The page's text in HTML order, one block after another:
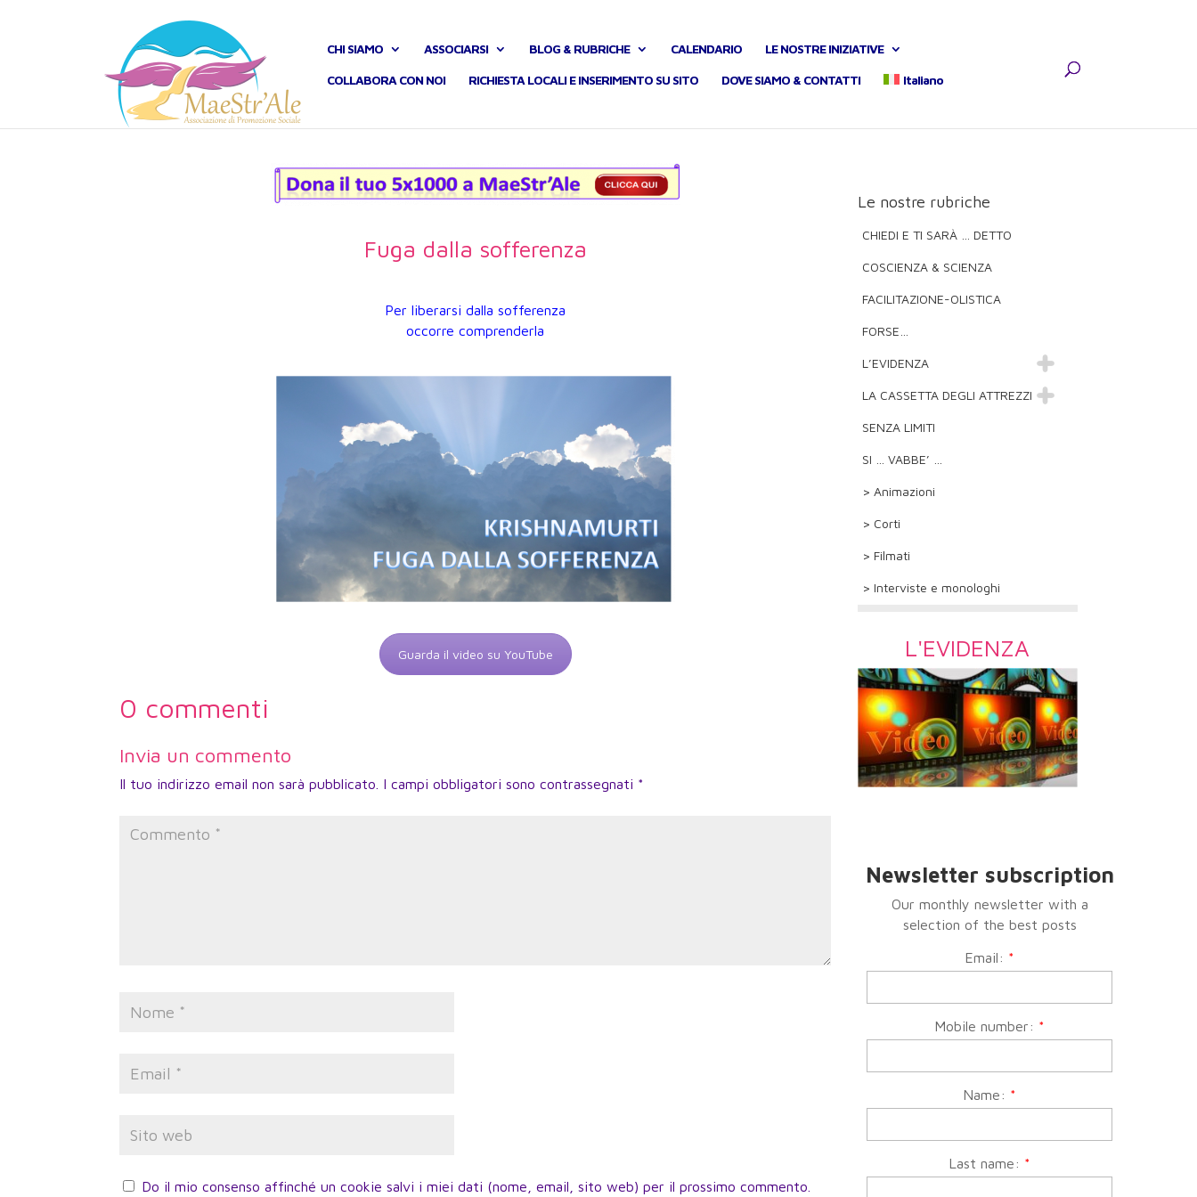
CHI SIAMO ASSOCIARSI BLOG & RUBRICHE CALENDARIO LE NOSTRE INIZIATIVE
COLLABORA CON NOI RICHIESTA LOCALI E INSERIMENTO SU SITO DOVE SIAMO & CONTATTI Italiano
Fuga dalla sofferenza
Per liberarsi dalla sofferenza
occorre comprenderla
Guarda il video su YouTube
0 commenti
Invia un commento
Il tuo indirizzo email non sarà pubblicato. I campi obbligatori sono contrassegnati *
Do il mio consenso affinché un cookie salvi i miei dati (nome, email, sito web) per il prossimo commento.
Le nostre rubriche
CHIEDI E TI SARÀ … DETTO
COSCIENZA & SCIENZA
FACILITAZIONE-OLISTICA
FORSE…
L’EVIDENZA
LA CASSETTA DEGLI ATTREZZI
SENZA LIMITI
SI … VABBE’ …
> Animazioni
> Corti
> Filmati
> Interviste e monologhi
L'EVIDENZA
Newsletter subscription
Our monthly newsletter with a
selection of the best posts
Email: *
Mobile number: *
Name: *
Last name: *